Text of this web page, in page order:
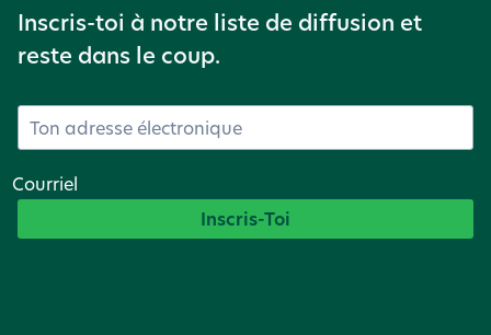
Inscris-toi à notre liste de diffusion et
reste dans le coup.
Courriel
Inscris-Toi